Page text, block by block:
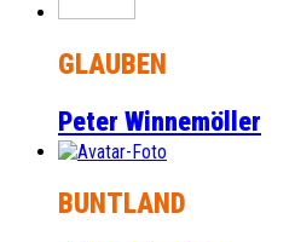
GLAUBEN
Peter Winnemöller
BUNTLAND